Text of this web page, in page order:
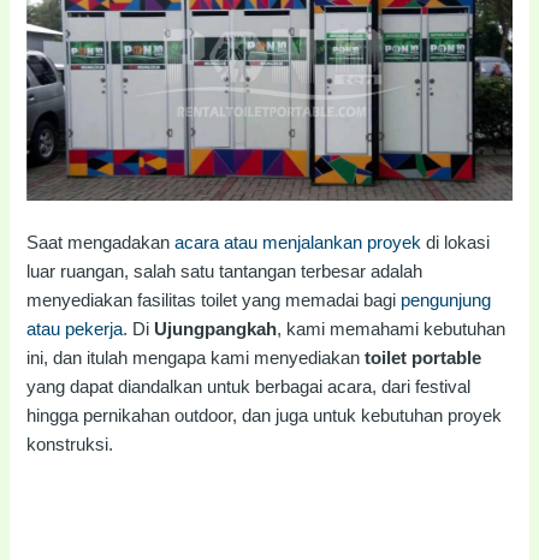
Saat mengadakanacara atau menjalankan proyek di lokasi
luar ruangan, salah satu tantangan terbesar adalah
menyediakan fasilitas toilet yang memadai bagi pengunjung
atau pekerja. Di Ujungpangkah, kami memahami kebutuhan
ini, dan itulah mengapa kami menyediakantoilet portable
yang dapat diandalkan untuk berbagai acara, dari festival
hingga pernikahan outdoor, dan juga untuk kebutuhan proyek
konstruksi.